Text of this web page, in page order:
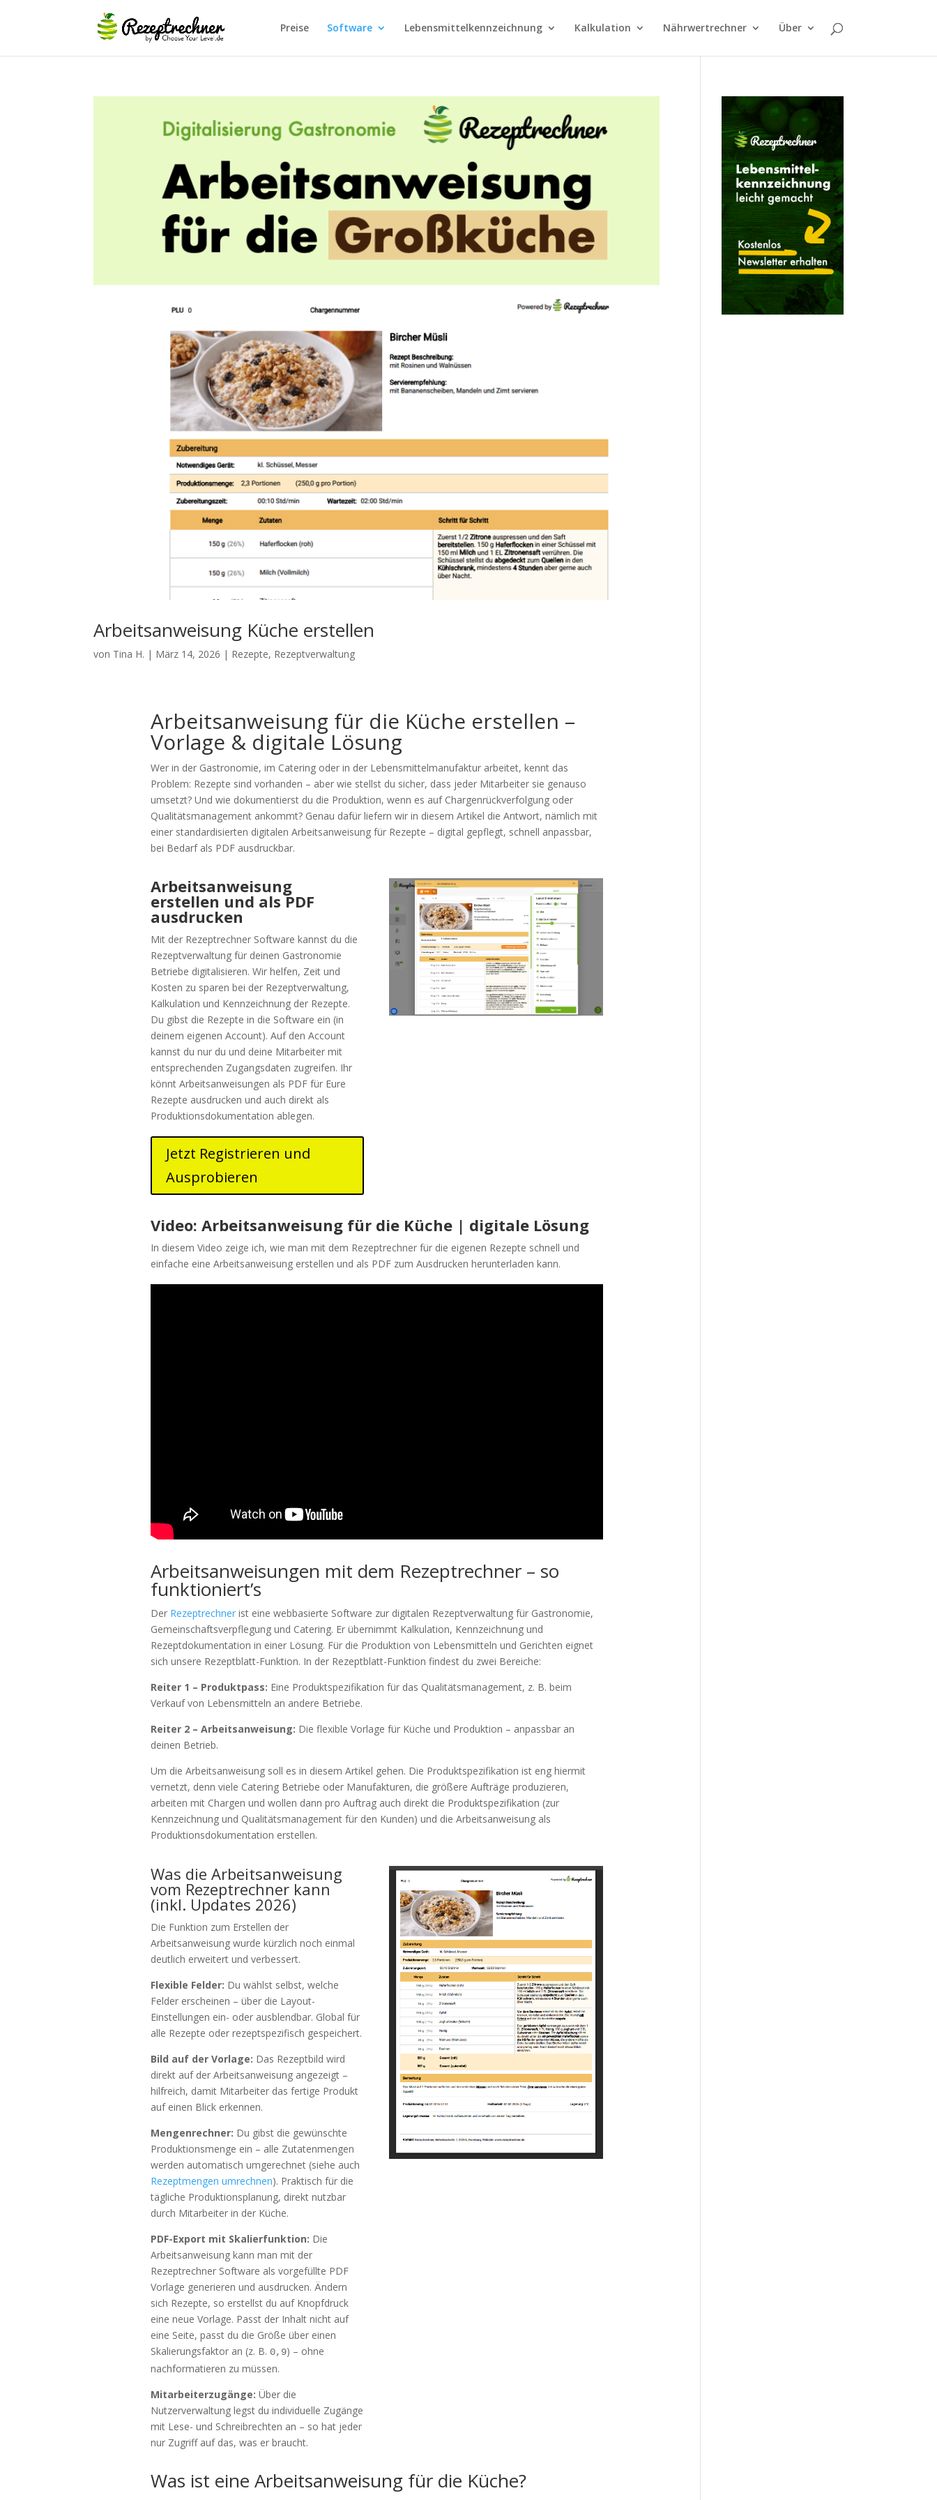
Preise Software Lebensmittelkennzeichnung Kalkulation Nährwertrechner Über
Arbeitsanweisung Küche erstellen
von Tina H. | März 14, 2026 | Rezepte, Rezeptverwaltung
Arbeitsanweisung für die Küche erstellen –
Vorlage & digitale Lösung
Wer in der Gastronomie, im Catering oder in der Lebensmittelmanufaktur arbeitet, kennt das
Problem: Rezepte sind vorhanden – aber wie stellst du sicher, dass jeder Mitarbeiter sie genauso
umsetzt? Und wie dokumentierst du die Produktion, wenn es auf Chargenrückverfolgung oder
Qualitätsmanagement ankommt? Genau dafür liefern wir in diesem Artikel die Antwort, nämlich mit
einer standardisierten digitalen Arbeitsanweisung für Rezepte – digital gepflegt, schnell anpassbar,
bei Bedarf als PDF ausdruckbar.
Arbeitsanweisung
erstellen und als PDF
ausdrucken
Mit der Rezeptrechner Software kannst du die
Rezeptverwaltung für deinen Gastronomie
Betriebe digitalisieren. Wir helfen, Zeit und
Kosten zu sparen bei der Rezeptverwaltung,
Kalkulation und Kennzeichnung der Rezepte.
Du gibst die Rezepte in die Software ein (in
deinem eigenen Account). Auf den Account
kannst du nur du und deine Mitarbeiter mit
entsprechenden Zugangsdaten zugreifen. Ihr
könnt Arbeitsanweisungen als PDF für Eure
Rezepte ausdrucken und auch direkt als
Produktionsdokumentation ablegen.
Jetzt Registrieren und
Ausprobieren
Video: Arbeitsanweisung für die Küche | digitale Lösung
In diesem Video zeige ich, wie man mit dem Rezeptrechner für die eigenen Rezepte schnell und
einfache eine Arbeitsanweisung erstellen und als PDF zum Ausdrucken herunterladen kann.
Arbeitsanweisungen mit dem Rezeptrechner – so
funktioniert’s
Der Rezeptrechnerist eine webbasierte Software zur digitalen Rezeptverwaltung für Gastronomie,
Gemeinschaftsverpflegung und Catering. Er übernimmt Kalkulation, Kennzeichnung und
Rezeptdokumentation in einer Lösung. Für die Produktion von Lebensmitteln und Gerichten eignet
sich unsere Rezeptblatt-Funktion. In der Rezeptblatt-Funktion findest du zwei Bereiche:
Reiter 1 – Produktpass: Eine Produktspezifikation für das Qualitätsmanagement, z. B. beim
Verkauf von Lebensmitteln an andere Betriebe.
Reiter 2 – Arbeitsanweisung: Die flexible Vorlage für Küche und Produktion – anpassbar an
deinen Betrieb.
Um die Arbeitsanweisung soll es in diesem Artikel gehen. Die Produktspezifikation ist eng hiermit
vernetzt, denn viele Catering Betriebe oder Manufakturen, die größere Aufträge produzieren,
arbeiten mit Chargen und wollen dann pro Auftrag auch direkt die Produktspezifikation (zur
Kennzeichnung und Qualitätsmanagement für den Kunden) und die Arbeitsanweisung als
Produktionsdokumentation erstellen.
Was die Arbeitsanweisung
vom Rezeptrechner kann
(inkl. Updates 2026)
Die Funktion zum Erstellen der
Arbeitsanweisung wurde kürzlich noch einmal
deutlich erweitert und verbessert.
Flexible Felder: Du wählst selbst, welche
Felder erscheinen – über die Layout-
Einstellungen ein- oder ausblendbar. Global für
alle Rezepte oder rezeptspezifisch gespeichert.
Bild auf der Vorlage: Das Rezeptbild wird
direkt auf der Arbeitsanweisung angezeigt –
hilfreich, damit Mitarbeiter das fertige Produkt
auf einen Blick erkennen.
Mengenrechner: Du gibst die gewünschte
Produktionsmenge ein – alle Zutatenmengen
werden automatisch umgerechnet (siehe auch
Rezeptmengen umrechnen). Praktisch für die
tägliche Produktionsplanung, direkt nutzbar
durch Mitarbeiter in der Küche.
PDF-Export mit Skalierfunktion: Die
Arbeitsanweisung kann man mit der
Rezeptrechner Software als vorgefüllte PDF
Vorlage generieren und ausdrucken. Ändern
sich Rezepte, so erstellst du auf Knopfdruck
eine neue Vorlage. Passt der Inhalt nicht auf
eine Seite, passt du die Größe über einen
Skalierungsfaktor an (z. B. 0,9) – ohne
nachformatieren zu müssen.
Mitarbeiterzugänge: Über die
Nutzerverwaltung legst du individuelle Zugänge
mit Lese- und Schreibrechten an – so hat jeder
nur Zugriff auf das, was er braucht.
Was ist eine Arbeitsanweisung für die Küche?